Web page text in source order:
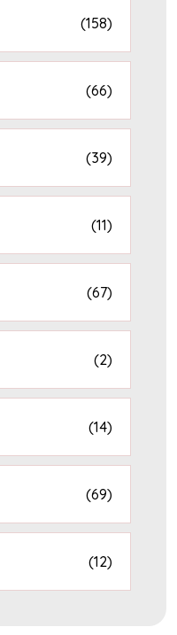
(158)
(66)
(39)
(11)
(67)
(2)
(14)
(69)
(12)